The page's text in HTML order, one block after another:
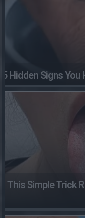
5 Hidden Signs
This Simple Trick